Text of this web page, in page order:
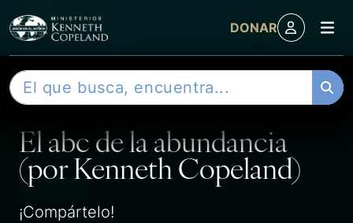
DONAR
B
u
ENTRADA
El abc de la abundancia
(por Kenneth Copeland)
¡Compártelo!